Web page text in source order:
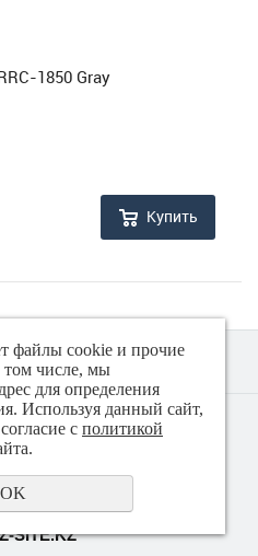
1850 Gray
Купить
Техно плюс
SITE.KZ
файлы cookie и прочие
том числе, мы
для определения
Используя данный сайт,
с политикой
OK